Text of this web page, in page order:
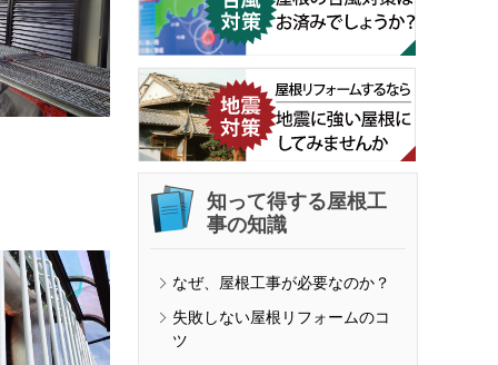
知って得する屋根工
事の知識
なぜ、屋根工事が必要なのか？
失敗しない屋根リフォームのコ
ツ